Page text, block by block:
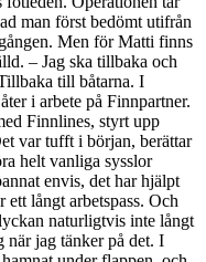
man först bedömt utifrån
Men för Matti finns
– Jag ska tillbaka och
till båtarna. I
i arbete på Finnpartner.
Finnlines, styrt upp
var tufft i början, berättar
helt vanliga sysslor
envis, det har hjälpt
långt arbetspass. Och
naturligtvis inte långt
jag tänker på det. I